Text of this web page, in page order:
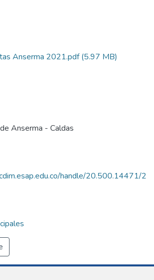
Anserma 2021.pdf(5.97 MB)
Anserma - Caldas
handle/20.500.14471/2